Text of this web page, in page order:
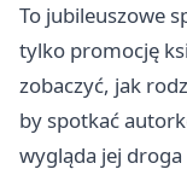
To jubileuszowe
tylko promocję
zobaczyć, jak
by spotkać
wygląda jej